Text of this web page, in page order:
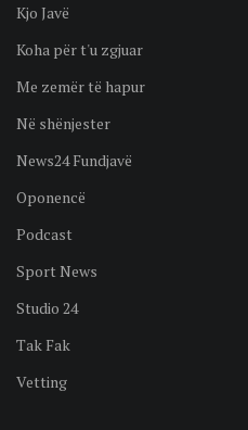
Kjo Javë
Koha për t'u zgjuar
Me zemër të hapur
Në shënjester
News24 Fundjavë
Oponencë
Podcast
Sport News
Studio 24
Tak Fak
Vetting